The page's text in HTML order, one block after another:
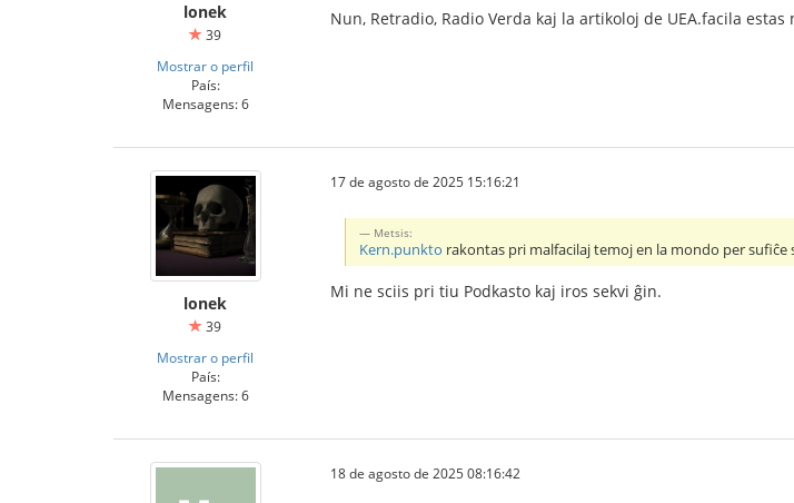
lonek
39
Mostrar o perfil
País:
Mensagens: 6
Nun, Retradio, Radio Verda kaj la artikoloj de UEA.facila
lonek
39
Mostrar o perfil
País:
Mensagens: 6
17 de agosto de 2025 15:16:21
Metsis:
Kern.punkto rakontas pri malfacilaj temoj en la mondo per sufiĉe
Mi ne sciis pri tiu Podkasto kaj iros sekvi ĝin.
18 de agosto de 2025 08:16:42